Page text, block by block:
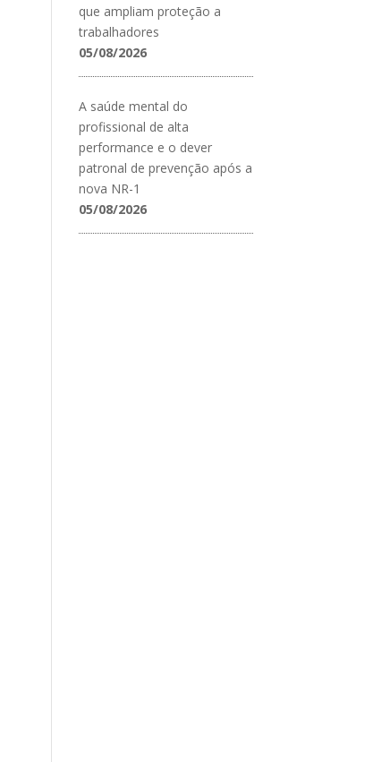
que ampliam proteção a
trabalhadores
05/08/2026
A saúde mental do
profissional de alta
performance e o dever
patronal de prevenção após a
nova NR-1
05/08/2026